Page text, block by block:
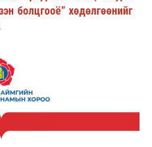
болцгооё” хөдөлгөөнийг